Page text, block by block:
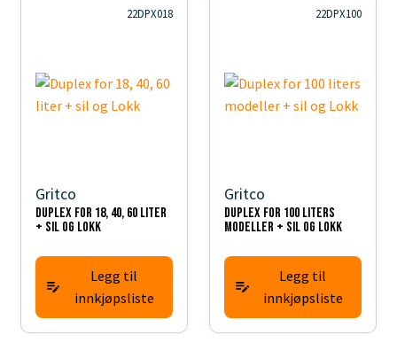
22DPX018
Gritco
Duplex for 18, 40, 60 liter
+ sil og Lokk
Legg til
innkjøpsliste
22DPX100
Gritco
Duplex for 100 liters
modeller + sil og Lokk
Legg til
innkjøpsliste